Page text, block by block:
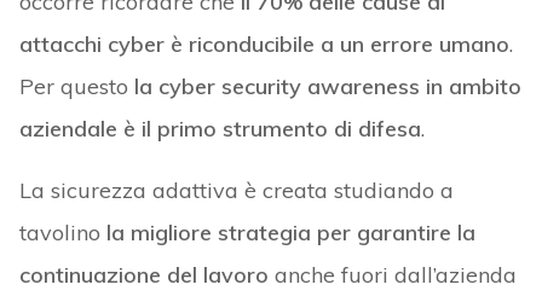
attacchi cyber è riconducibile a un errore umano.
Per questo la cyber security awareness in ambito
aziendale è il primo strumento di difesa.
La sicurezza adattiva è creata studiando a
tavolino la migliore strategia per garantire la
continuazione del lavoro anche fuori dall’azienda